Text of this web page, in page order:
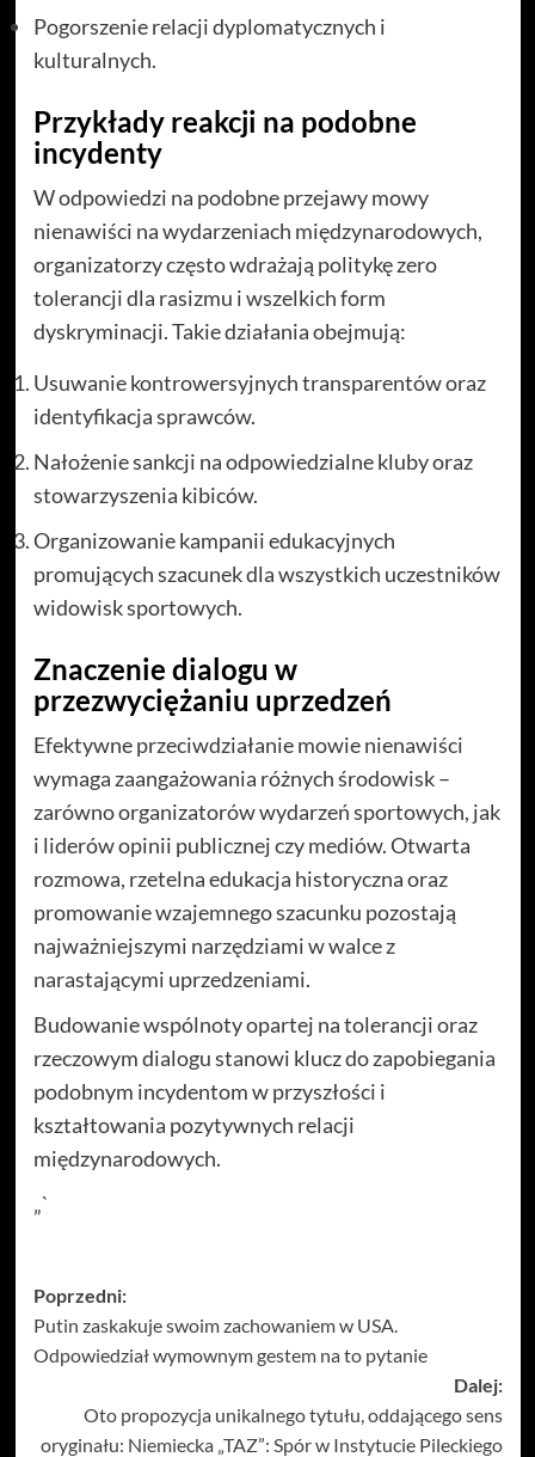
Pogorszenie relacji dyplomatycznych i
kulturalnych.
Przykłady reakcji na podobne
incydenty
W odpowiedzi na podobne przejawy mowy
nienawiści na wydarzeniach międzynarodowych,
organizatorzy często wdrażają politykę zero
tolerancji dla rasizmu i wszelkich form
dyskryminacji. Takie działania obejmują:
Usuwanie kontrowersyjnych transparentów oraz
identyfikacja sprawców.
Nałożenie sankcji na odpowiedzialne kluby oraz
stowarzyszenia kibiców.
Organizowanie kampanii edukacyjnych
promujących szacunek dla wszystkich uczestników
widowisk sportowych.
Znaczenie dialogu w
przezwyciężaniu uprzedzeń
Efektywne przeciwdziałanie mowie nienawiści
wymaga zaangażowania różnych środowisk –
zarówno organizatorów wydarzeń sportowych, jak
i liderów opinii publicznej czy mediów. Otwarta
rozmowa, rzetelna edukacja historyczna oraz
promowanie wzajemnego szacunku pozostają
najważniejszymi narzędziami w walce z
narastającymi uprzedzeniami.
Budowanie wspólnoty opartej na tolerancji oraz
rzeczowym dialogu stanowi klucz do zapobiegania
podobnym incydentom w przyszłości i
kształtowania pozytywnych relacji
międzynarodowych.
„`
Zobacz
wpisy
Poprzedni:
Putin zaskakuje swoim zachowaniem w USA.
Odpowiedział wymownym gestem na to pytanie
Dalej:
Oto propozycja unikalnego tytułu, oddającego sens
oryginału: Niemiecka „TAZ”: Spór w Instytucie Pileckiego